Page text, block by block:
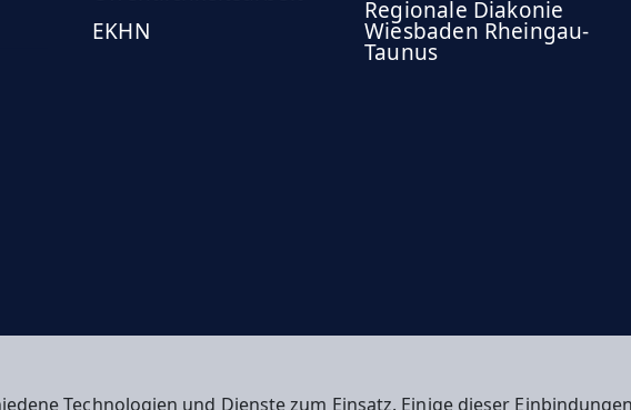
Technologien und Dienste zum Einsatz. Einige dieser
EKHN
Regionale Diakonie
Wiesbaden Rheingau-
Taunus